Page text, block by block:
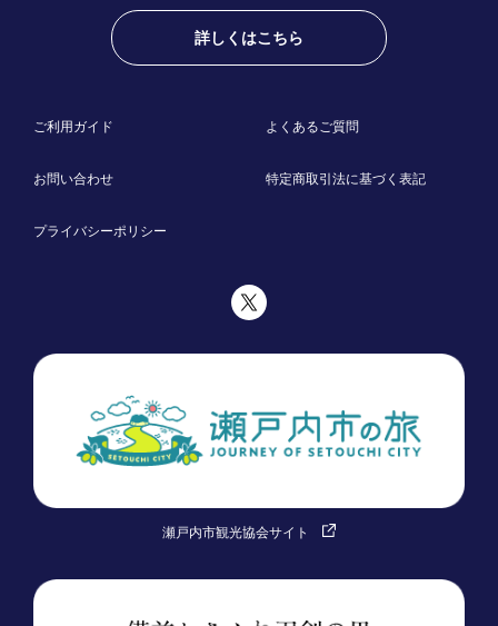
詳しくはこちら
ご利用ガイド よくあるご質問
お問い合わせ 特定商取引法に基づく表記
プライバシーポリシー
瀬戸内市観光協会サイト